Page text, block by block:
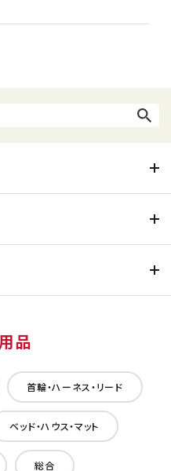
品
首輪・ハーネス・リード
ベッド・ハウス・マット
総合